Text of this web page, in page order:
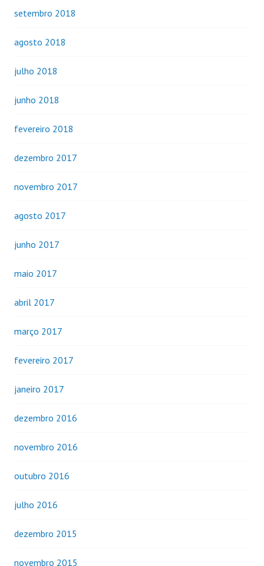
setembro 2018
agosto 2018
julho 2018
junho 2018
fevereiro 2018
dezembro 2017
novembro 2017
agosto 2017
junho 2017
maio 2017
abril 2017
março 2017
fevereiro 2017
janeiro 2017
dezembro 2016
novembro 2016
outubro 2016
julho 2016
dezembro 2015
novembro 2015